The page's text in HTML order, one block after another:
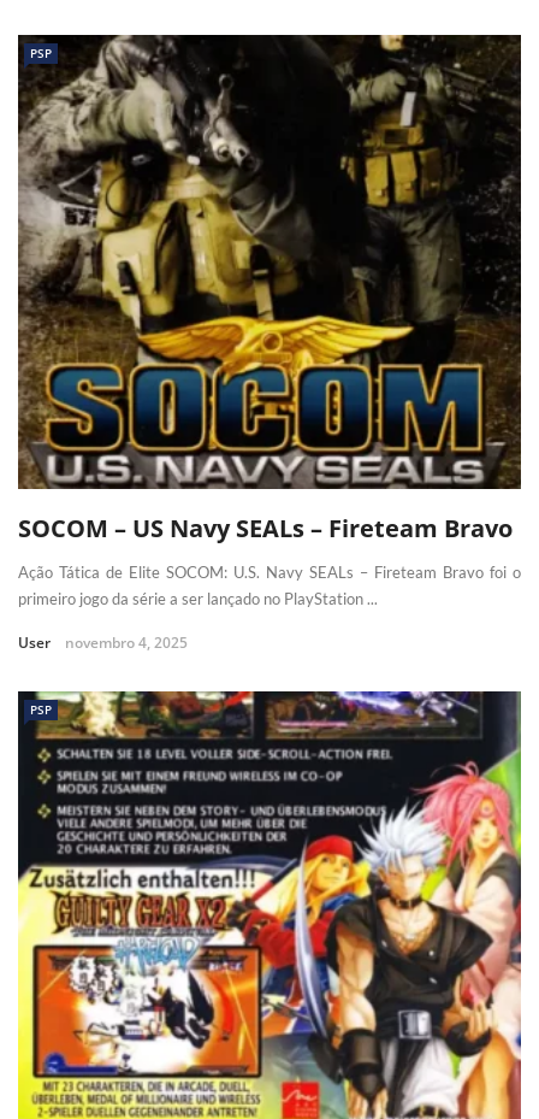
PSP
SOCOM – US Navy SEALs – Fireteam Bravo
Ação Tática de Elite SOCOM: U.S. Navy SEALs – Fireteam Bravo foi o
primeiro jogo da série a ser lançado no PlayStation ...
User novembro 4, 2025
PSP